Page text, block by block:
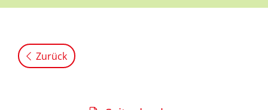
Zurück